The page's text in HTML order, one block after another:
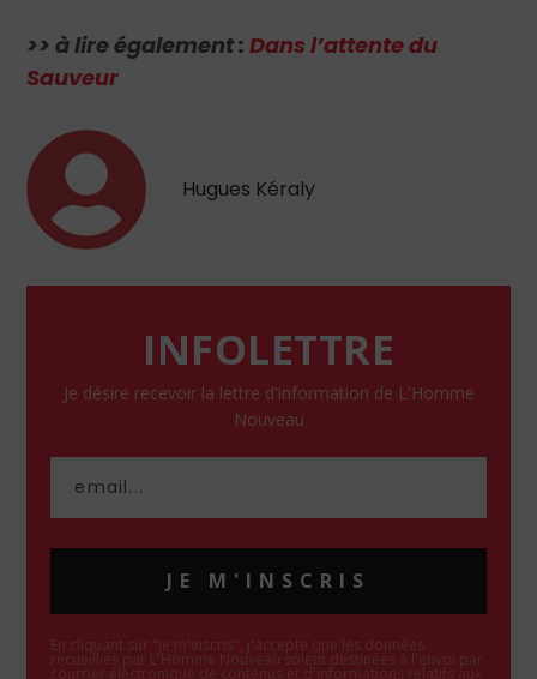
>> à lire également :Dans l’attente du
Sauveur
Hugues Kéraly
INFOLETTRE
Je désire recevoir la lettre d'information de L'Homme
Nouveau
JE M'INSCRIS
En cliquant sur "Je m'inscris", j'accepte que les données
recueillies par L'Homme Nouveau soient destinées à l'envoi par
courrier électronique de contenus et d'informations relatifs aux